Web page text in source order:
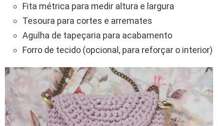
Fita métrica para medir altura e largura
Tesoura para cortes e arremates
Agulha de tapeçaria para acabamento
Forro de tecido (opcional, para reforçar o interior)